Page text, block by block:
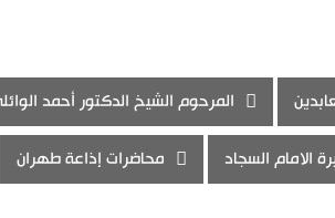
المرحوم الشيخ الدكتور أحمد
الامام السجاد محاضرات إذاعة طهران